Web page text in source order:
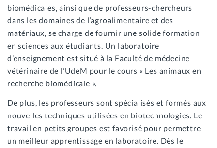
biomédicales, ainsi que de professeurs-chercheurs
dans les domaines de l’agroalimentaire et des
matériaux, se charge de fournir une solide formation
en sciences aux étudiants. Un laboratoire
d’enseignement est situé à la Faculté de médecine
vétérinaire de l’UdeM pour le cours « Les animaux en
recherche biomédicale ».
De plus, les professeurs sont spécialisés et formés aux
nouvelles techniques utilisées en biotechnologies. Le
travail en petits groupes est favorisé pour permettre
un meilleur apprentissage en laboratoire. Dès le